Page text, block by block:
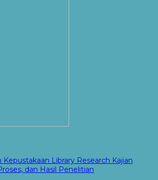
Library Research Kajian
dan Hasil Penelitian